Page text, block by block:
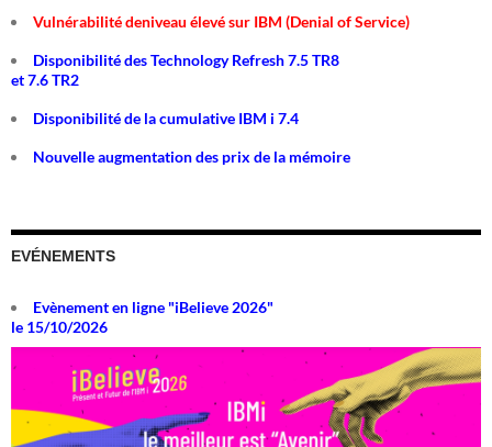
Vulnérabilité deniveau élevé sur IBM (Denial of Service)
Disponibilité des Technology Refresh 7.5 TR8
et 7.6 TR2
Disponibilité de la cumulative IBM i 7.4
Nouvelle augmentation des prix de la mémoire
EVÉNEMENTS
Evènement en ligne "iBelieve 2026"
le 15/10/2026